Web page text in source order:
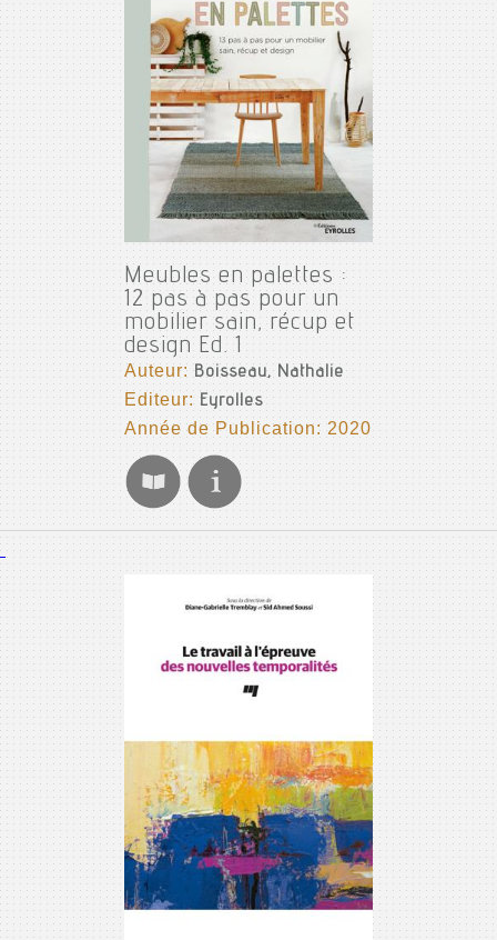
Meubles en palettes :
12 pas à pas pour un
mobilier sain, récup et
design Ed. 1
Auteur:Boisseau, Nathalie
Editeur: Eyrolles
Année de Publication: 2020